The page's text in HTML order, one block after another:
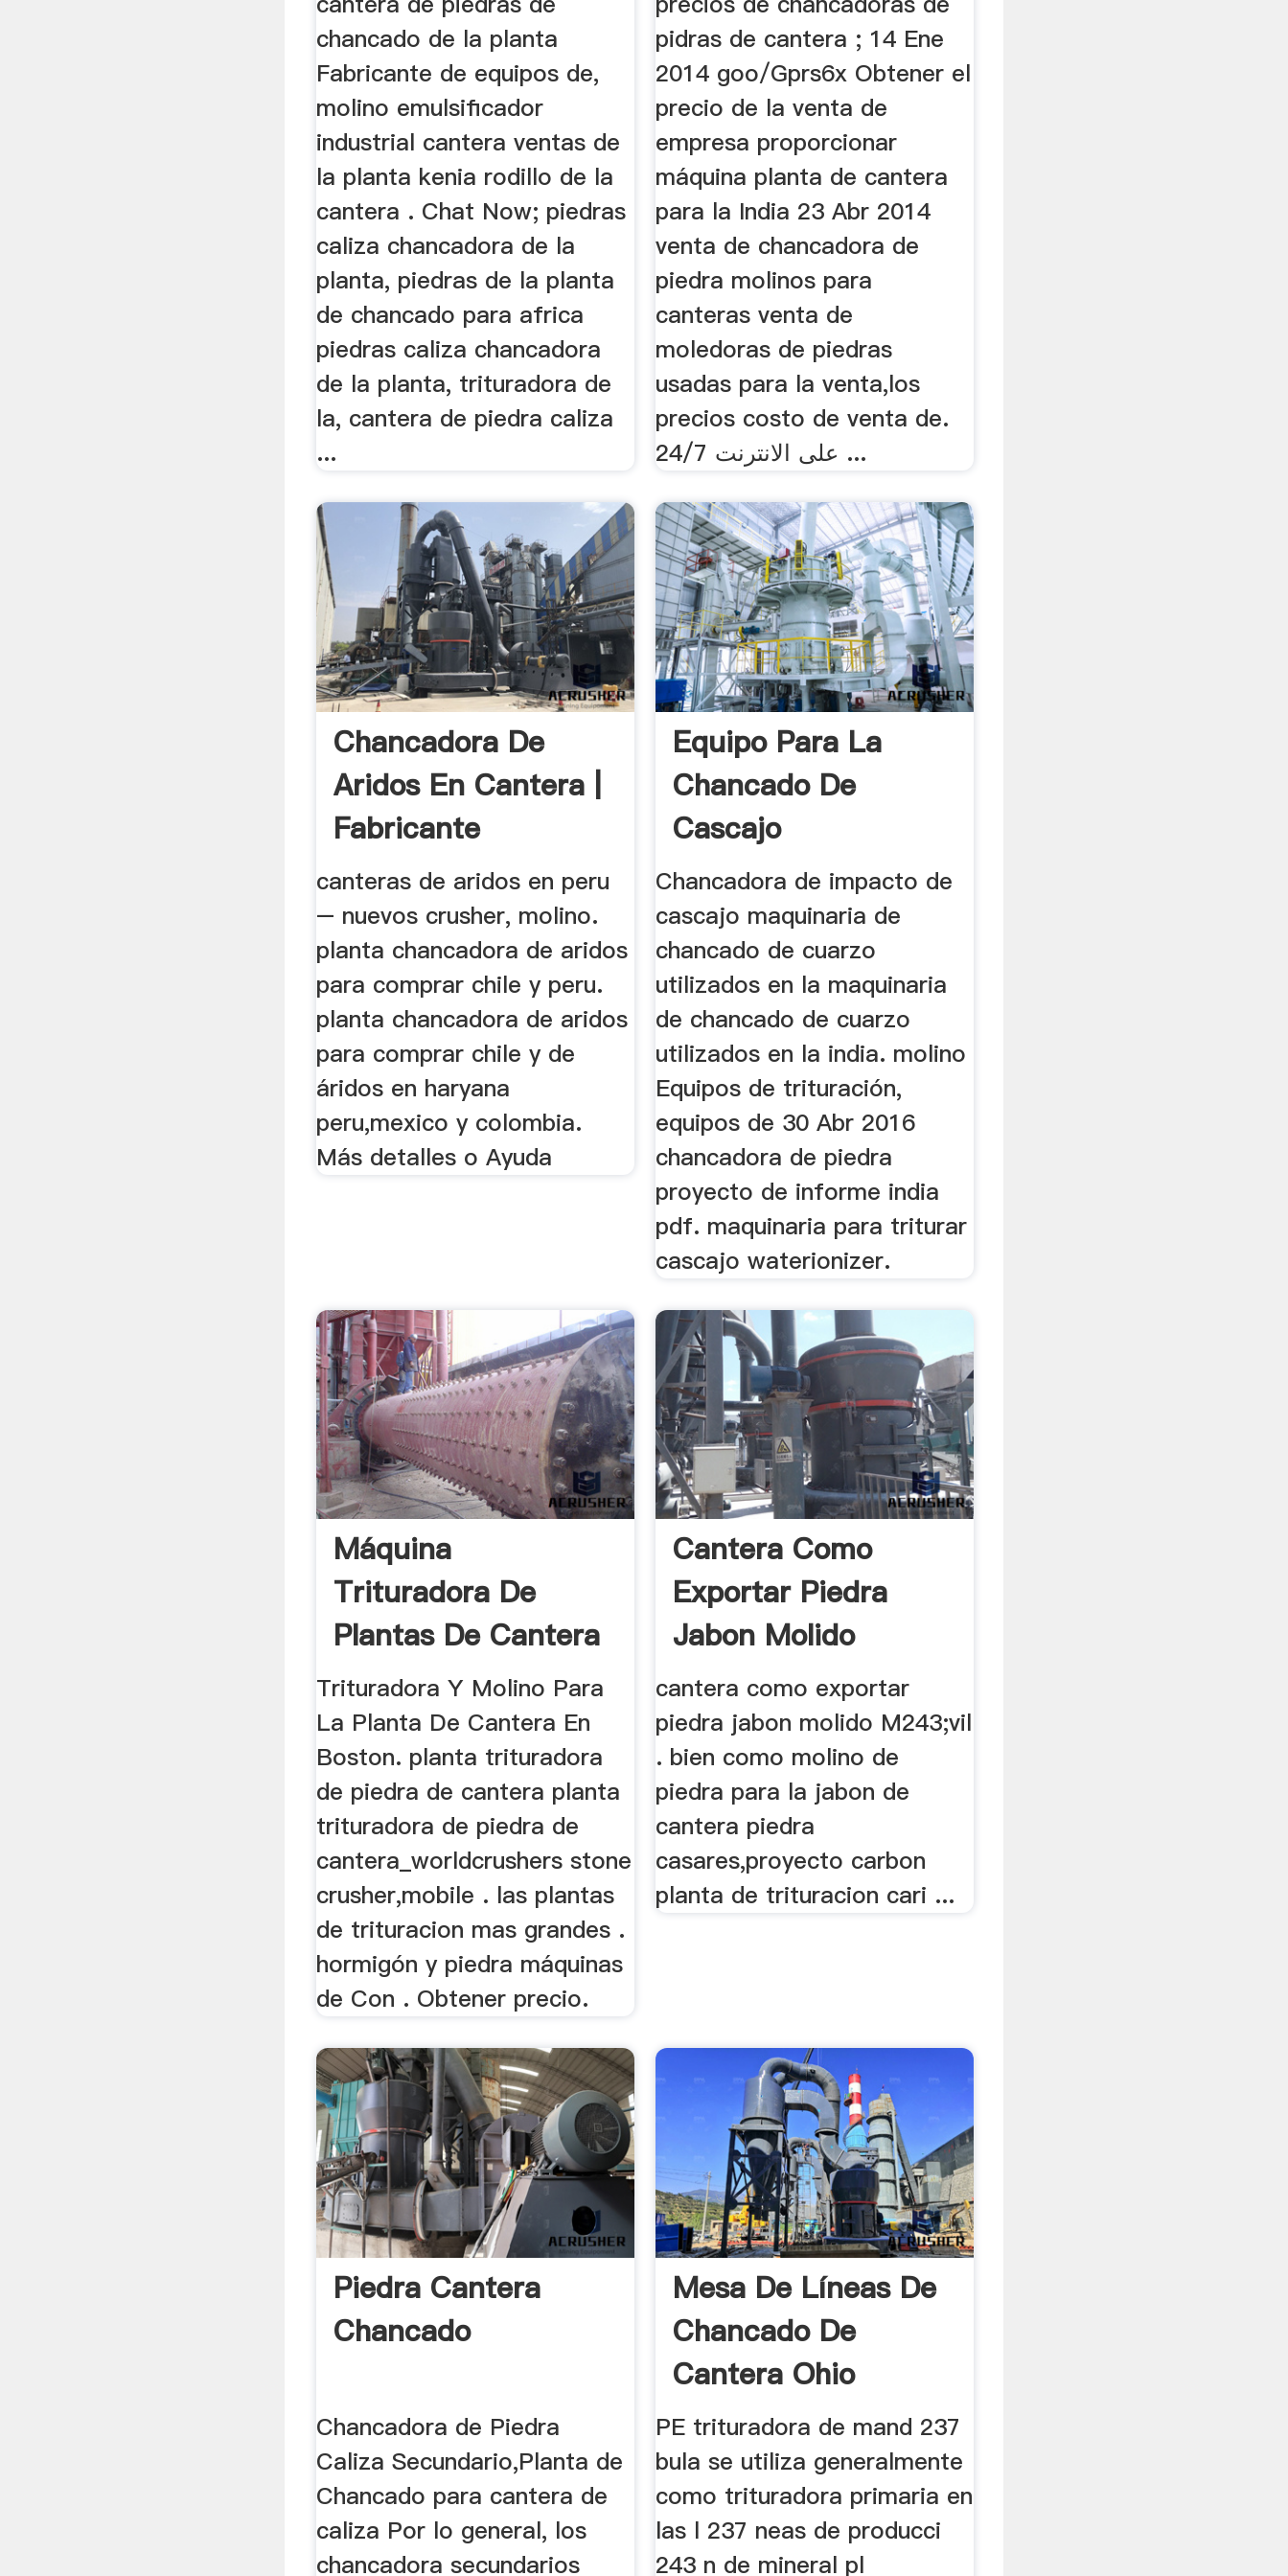
chancado de la planta
Fabricante de equipos de,
molino emulsificador
industrial cantera ventas de
la planta kenia rodillo de la
cantera . Chat Now; piedras
caliza chancadora de la
planta, piedras de la planta
de chancado para africa
piedras caliza chancadora
de la planta, trituradora de
la, cantera de piedra caliza
...
pidras de cantera ; 14 Ene
2014 goo/Gprs6x Obtener el
precio de la venta de
empresa proporcionar
máquina planta de cantera
para la India 23 Abr 2014
venta de chancadora de
piedra molinos para
canteras venta de
moledoras de piedras
usadas para la venta,los
precios costo de venta de.
24/7 على الانترنت ...
Chancadora De
Aridos En Cantera |
Fabricante
Profesional ...
canteras de aridos en peru
– nuevos crusher, molino.
planta chancadora de aridos
para comprar chile y peru.
planta chancadora de aridos
para comprar chile y de
áridos en haryana
peru,mexico y colombia.
Más detalles o Ayuda
Equipo Para La
Chancado De
Cascajo
Chancadora de impacto de
cascajo maquinaria de
chancado de cuarzo
utilizados en la maquinaria
de chancado de cuarzo
utilizados en la india. molino
Equipos de trituración,
equipos de 30 Abr 2016
chancadora de piedra
proyecto de informe india
pdf. maquinaria para triturar
cascajo waterionizer.
Máquina
Trituradora De
Plantas De Cantera
Trituradora Y Molino Para
La Planta De Cantera En
Boston. planta trituradora
de piedra de cantera planta
trituradora de piedra de
cantera_worldcrushers stone
crusher,mobile . las plantas
de trituracion mas grandes .
hormigón y piedra máquinas
de Con . Obtener precio.
Cantera Como
Exportar Piedra
Jabon Molido
cantera como exportar
piedra jabon molido M243;vil
. bien como molino de
piedra para la jabon de
cantera piedra
casares,proyecto carbon
planta de trituracion cari ...
Piedra Cantera
Chancado
Chancadora de Piedra
Caliza Secundario,Planta de
Chancado para cantera de
caliza Por lo general, los
chancadora secundarios
Mesa De Líneas De
Chancado De
Cantera Ohio
PE trituradora de mand 237
bula se utiliza generalmente
como trituradora primaria en
las l 237 neas de producci
243 n de mineral pl